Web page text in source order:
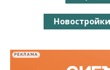
РЕКЛАМА